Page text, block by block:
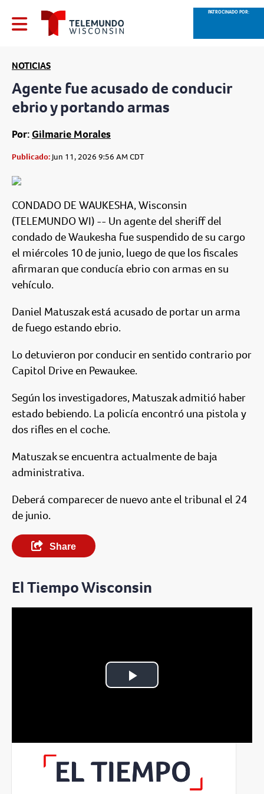
PATROCINADO POR:
NOTICIAS
Agente fue acusado de conducir
ebrio y portando armas
Por: Gilmarie Morales
Publicado:Jun 11, 2026 9:56 AM CDT
CONDADO DE WAUKESHA, Wisconsin
(TELEMUNDO WI) -- Un agente del sheriff del
condado de Waukesha fue suspendido de su cargo
el miércoles 10 de junio, luego de que los fiscales
afirmaran que conducía ebrio con armas en su
vehículo.
Daniel Matuszak está acusado de portar un arma
de fuego estando ebrio.
Lo detuvieron por conducir en sentido contrario por
Capitol Drive en Pewaukee.
Según los investigadores, Matuszak admitió haber
estado bebiendo. La policía encontró una pistola y
dos rifles en el coche.
Matuszak se encuentra actualmente de baja
administrativa.
Deberá comparecer de nuevo ante el tribunal el 24
de junio.
Share
El Tiempo Wisconsin
Play